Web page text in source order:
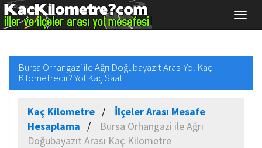
Bursa Orhangazi ile Ağrı Doğubayazıt Arası Yol Kaç
Kilometredir? Yol Kaç Saat
Kaç Kilometre
İlçeler Arası Mesafe
Hesaplama
Bursa Orhangazi ile Ağrı
Doğubayazıt Arası Kaç Kilometre